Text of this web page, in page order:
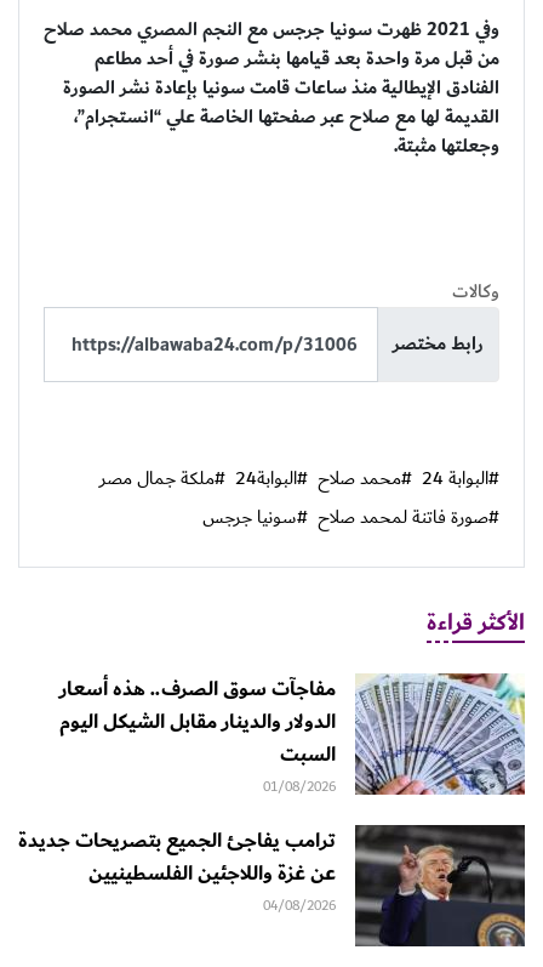
وجعلتها مثبتة.
وكالات
رابط مختصر
#البوابة 24 #محمد صلاح #البوابة24
#ملكة جمال مصر
#صورة فاتنة لمحمد صلاح #سونيا جرجس
الأكثر قراءة
مفاجآت سوق الصرف.. هذه أسعار
الدولار والدينار مقابل الشيكل اليوم
السبت
01/08/2026
ترامب يفاجئ الجميع بتصريحات جديدة
عن غزة واللاجئين الفلسطينيين
04/08/2026